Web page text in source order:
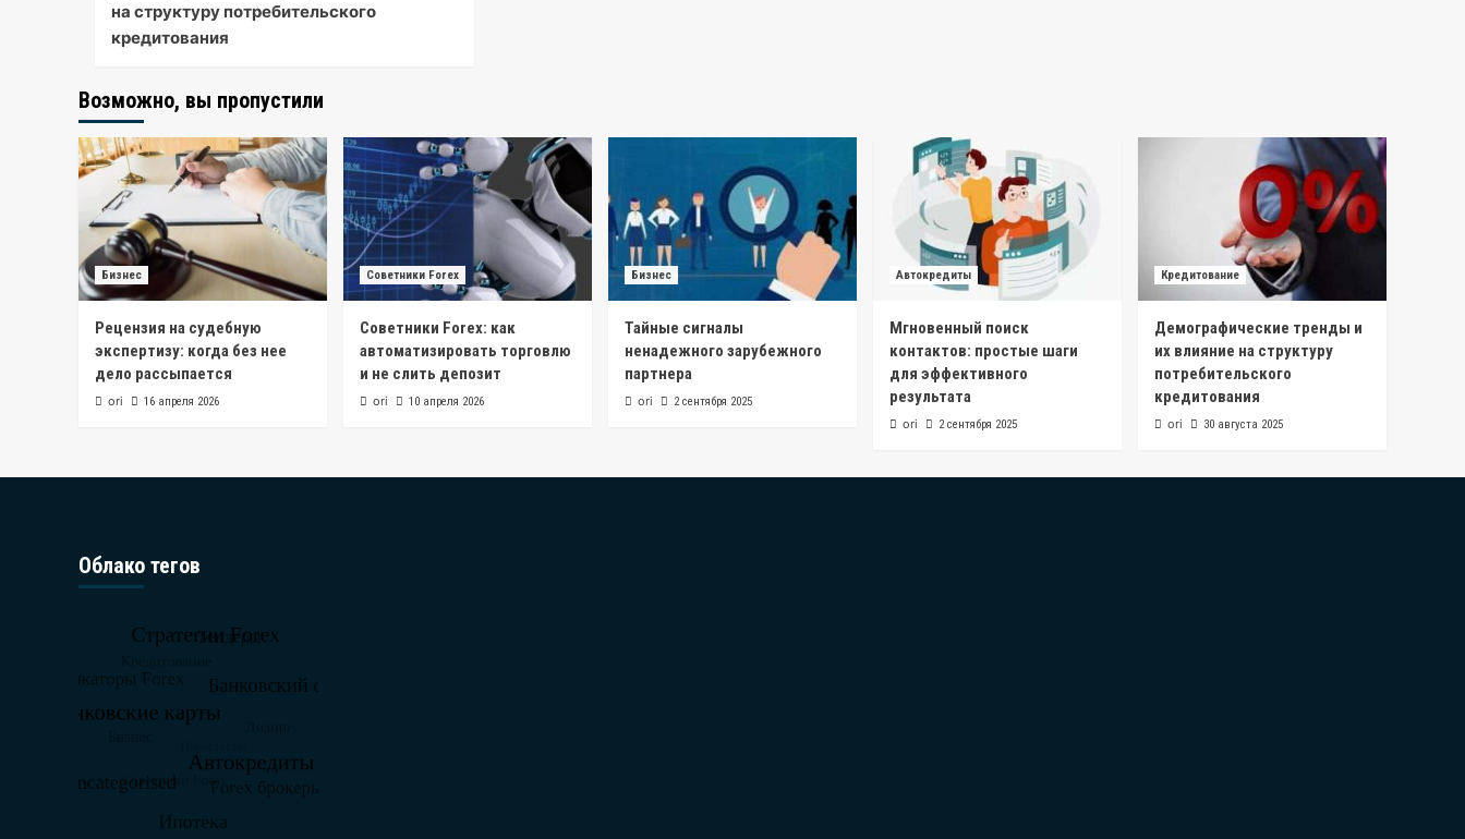
на структуру потребительского
кредитования
Возможно, вы пропустили
Бизнес
Рецензия на судебную
экспертизу: когда без нее
дело рассыпается
ori 16 апреля 2026
Советники Forex
Советники Forex: как
автоматизировать торговлю
и не слить депозит
ori 10 апреля 2026
Бизнес
Тайные сигналы
ненадежного зарубежного
партнера
ori 2 сентября 2025
Автокредиты
Мгновенный поиск
контактов: простые шаги
для эффективного
результата
ori 2 сентября 2025
Кредитование
Демографические тренды и
их влияние на структуру
потребительского
кредитования
ori 30 августа 2025
Облако тегов